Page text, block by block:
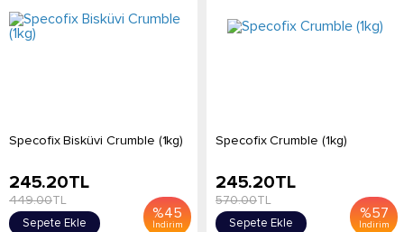
Specofix Bisküvi Crumble (1kg)
%45
İndirim
245.20TL
449.00TL
Sepete Ekle
Specofix Crumble (1kg)
%57
İndirim
245.20TL
570.00TL
Sepete Ekle